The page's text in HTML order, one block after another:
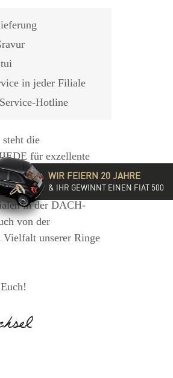
in jeder Filiale
Hotline
steht die
für exzellente
Beratung mit
Besucht eine
in der DACH-
von der
Vielfalt unserer Ringe
WIR FEIERN 20 JAHRE
& IHR GEWINNT EINEN FIAT 500